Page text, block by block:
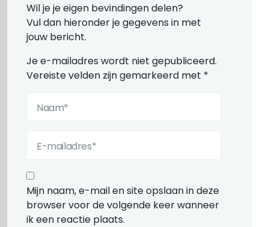
Wil je je eigen bevindingen delen?
Vul dan hieronder je gegevens in met
jouw bericht.
Je e-mailadres wordt niet gepubliceerd.
Vereiste velden zijn gemarkeerd met *
Mijn naam, e-mail en site opslaan in deze
browser voor de volgende keer wanneer
ik een reactie plaats.